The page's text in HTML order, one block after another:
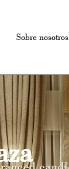
Sobre nosotros